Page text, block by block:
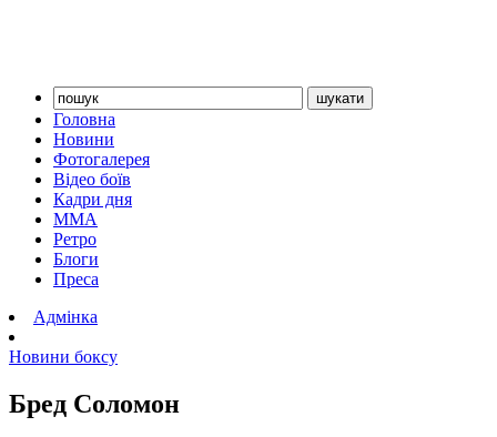
Головна
Новини
Фотогалерея
Відео боїв
Кадри дня
ММА
Ретро
Блоги
Преса
Адмінка
Новини боксу
Бред Соломон